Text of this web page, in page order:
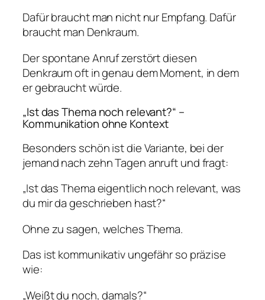
Dafür braucht man nicht nur Empfang. Dafür
braucht man Denkraum.
Der spontane Anruf zerstört diesen
Denkraum oft in genau dem Moment, in dem
er gebraucht würde.
„Ist das Thema noch relevant?“ –
Kommunikation ohne Kontext
Besonders schön ist die Variante, bei der
jemand nach zehn Tagen anruft und fragt:
„Ist das Thema eigentlich noch relevant, was
du mir da geschrieben hast?“
Ohne zu sagen, welches Thema.
Das ist kommunikativ ungefähr so präzise
wie:
„Weißt du noch, damals?“